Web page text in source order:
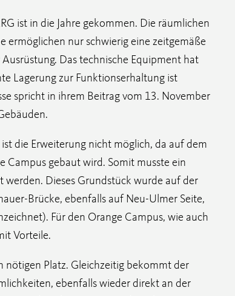
ist in die Jahre gekommen. Die räumlichen
ermöglichen nur schwierig eine zeitgemäße
Das technische Equipment hat
Lagerung zur Funktionserhaltung ist
spricht in ihrem Beitrag vom 13. November
die Erweiterung nicht möglich, da auf dem
Campus gebaut wird. Somit musste ein
werden. Dieses Grundstück wurde auf der
Brücke, ebenfalls auf Neu-Ulmer Seite,
Für den Orange Campus, wie auch
Vorteile.
nötigen Platz. Gleichzeitig bekommt der
ebenfalls wieder direkt an der